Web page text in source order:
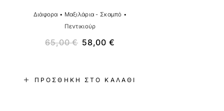
ΠΡΟΣΘΉΚΗ ΣΤΟ ΚΑΛΆΘΙ
Διάφορα • Μαξιλάρια - Σκαμπό •
Πεντικιούρ
65,00€ 58,00 €